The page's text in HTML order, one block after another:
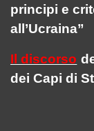
principi e
all’Ucraina”
Il discorso
dei Capi di